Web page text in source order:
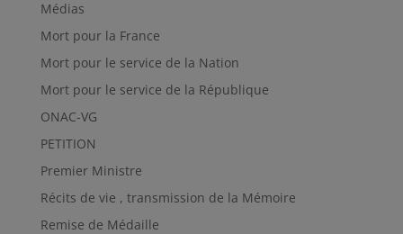
Médias
Mort pour la France
Mort pour le service de la Nation
Mort pour le service de la République
ONAC-VG
PETITION
Premier Ministre
Récits de vie , transmission de la Mémoire
Remise de Médaille